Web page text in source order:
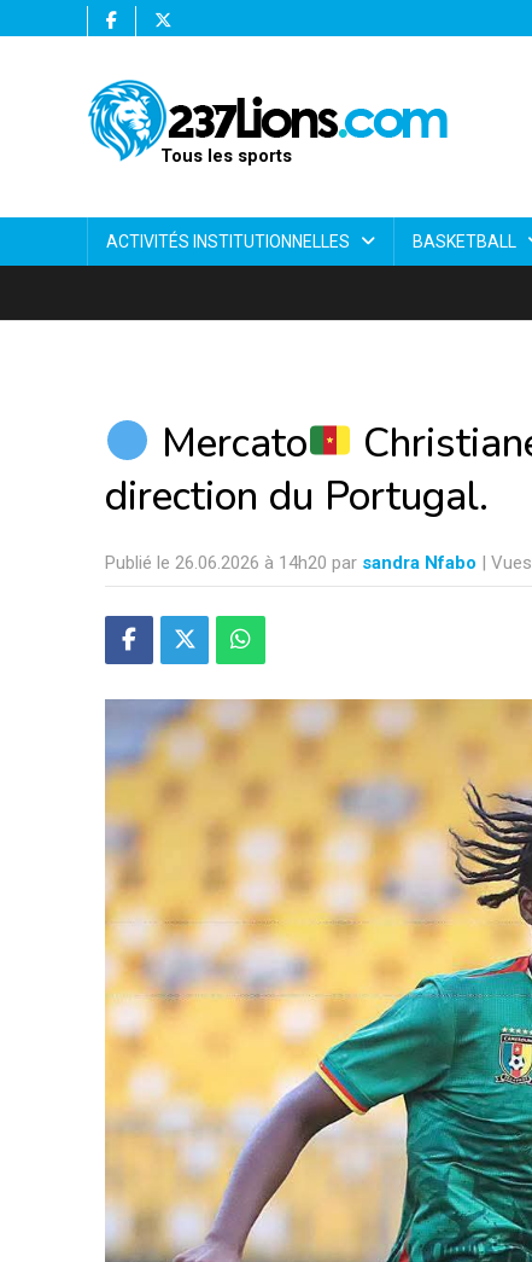
Tous les sports
ACTIVITÉS INSTITUTIONNELLES BASKETBALL
Mercato
direction du Portugal.
Publié le 26.06.2026 à 14h20 par sandra Nfabo |